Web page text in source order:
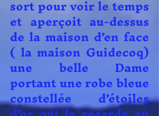
sort pour voir le temps
et aperçoit au-dessus
de la maison d’en face
( la maison Guidecoq)
une belle Dame
portant une robe bleue
constellée d’étoiles